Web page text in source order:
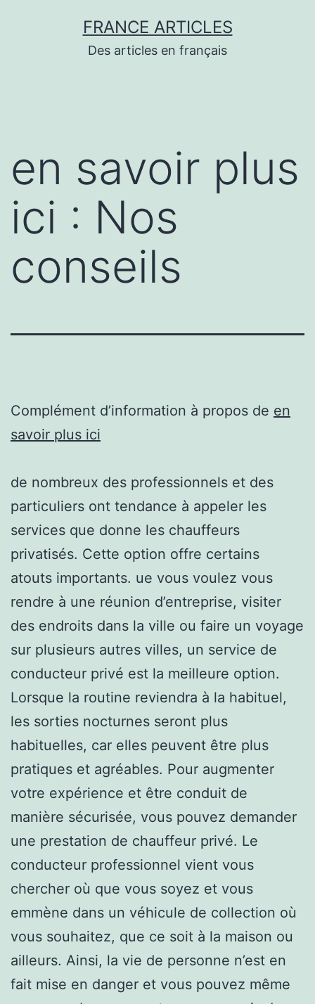
FRANCE ARTICLES
Des articles en français
en savoir plus
ici : Nos
conseils
Complément d’information à propos de en
savoir plus ici
de nombreux des professionnels et des
particuliers ont tendance à appeler les
services que donne les chauffeurs
privatisés. Cette option offre certains
atouts importants. ue vous voulez vous
rendre à une réunion d’entreprise, visiter
des endroits dans la ville ou faire un voyage
sur plusieurs autres villes, un service de
conducteur privé est la meilleure option.
Lorsque la routine reviendra à la habituel,
les sorties nocturnes seront plus
habituelles, car elles peuvent être plus
pratiques et agréables. Pour augmenter
votre expérience et être conduit de
manière sécurisée, vous pouvez demander
une prestation de chauffeur privé. Le
conducteur professionnel vient vous
chercher où que vous soyez et vous
emmène dans un véhicule de collection où
vous souhaitez, que ce soit à la maison ou
ailleurs. Ainsi, la vie de personne n’est en
fait mise en danger et vous pouvez même